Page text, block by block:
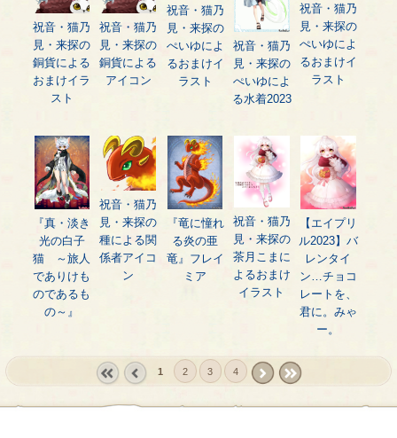
祝音・猫乃
見・来探の
銅貨による
おまけイラ
スト
祝音・猫乃
見・来探の
銅貨による
アイコン
祝音・猫乃
見・来探の
ぺいゆによ
るおまけイ
ラスト
祝音・猫乃
見・来探の
ぺいゆによ
る水着2023
祝音・猫乃
見・来探の
ぺいゆによ
るおまけイ
ラスト
『真・淡き
光の白子
猫 ～旅人
でありけも
のであるも
の～』
祝音・猫乃
見・来探の
種による関
係者アイコ
ン
『竜に憧れ
る炎の亜
竜』フレイ
ミア
祝音・猫乃
見・来探の
茶月こまに
よるおまけ
イラスト
【エイプリ
ル2023】バ
レンタイ
ン…チョコ
レートを、
君に。みゃ
ー。
1 2 3 4